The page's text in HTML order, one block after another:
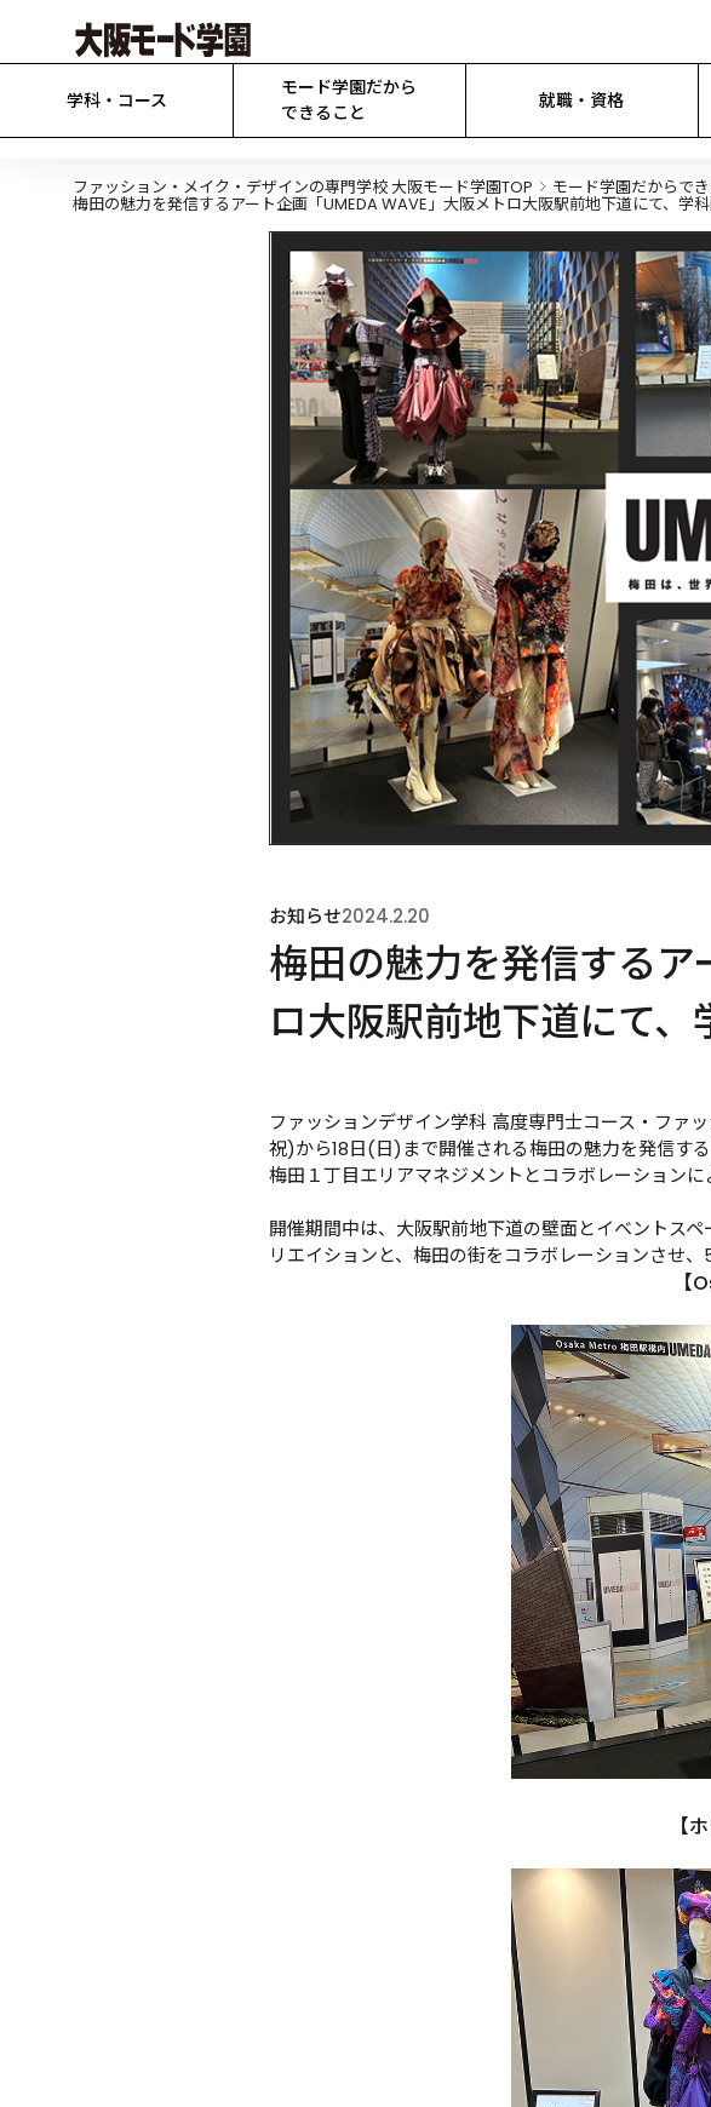
学科・コース
モード学園だから
できること
就職・資格
ファッション・メイク・デザインの専門学校 大阪モード学園TOP モード学園だからで
梅田の魅力を発信するアート企画「UMEDA WAVE」大阪メトロ大阪駅前地下道にて、学
お知らせ2024.2.20
梅田の魅力を発信するア
ロ大阪駅前地下道にて
ファッションデザイン学科 高度専門士コース・ファ
祝)から18日(日)まで開催される梅田の魅力を発信す
梅田１丁目エリアマネジメントとコラボレーション
開催期間中は、大阪駅前地下道の壁面とイベントス
リエイションと、梅田の街をコラボレーションさせ、
【
【